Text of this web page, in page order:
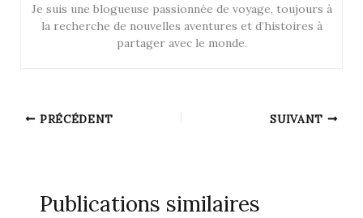
Je suis une blogueuse passionnée de voyage, toujours à
la recherche de nouvelles aventures et d’histoires à
partager avec le monde.
PRÉCÉDENT SUIVANT
Publications similaires